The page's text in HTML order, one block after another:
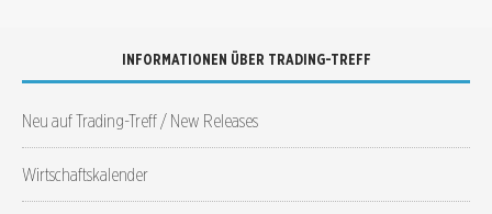
INFORMATIONEN ÜBER TRADING-TREFF
Neu auf Trading-Treff / New Releases
Wirtschaftskalender